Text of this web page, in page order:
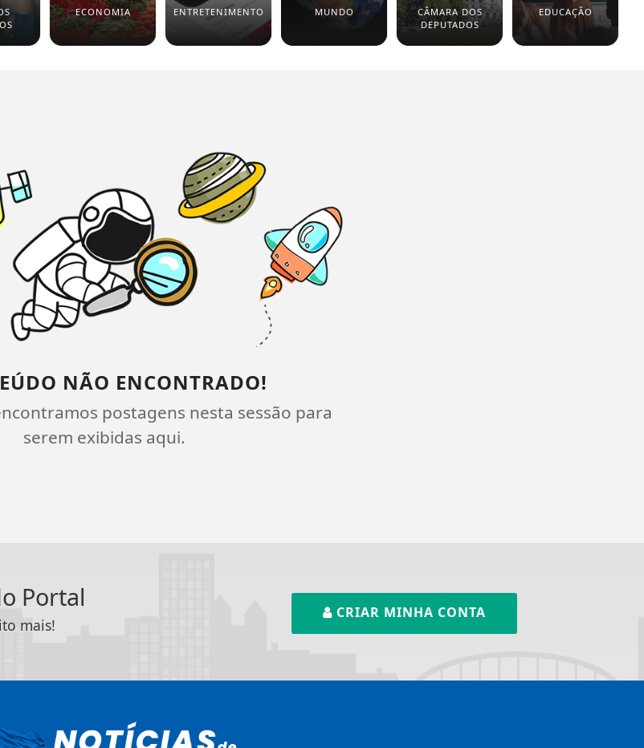
ECONOMIA ENTRETENIMENTO MUNDO
CÂMARA DOS
DEPUTADOS
EDUCAÇÃO
NÃO ENCONTRADO!
postagens nesta sessão para
serem exibidas aqui.
Portal
mais!
CRIAR MINHA CONTA